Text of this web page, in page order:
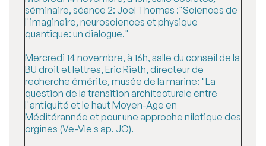
séminaire, séance 2: Joel Thomas :"Sciences de
l'imaginaire, neurosciences et physique
quantique: un dialogue."
Mercredi 14 novembre, à 16h, salle du conseil de la
BU droit et lettres, Eric Rieth, directeur de
recherche émérite, musée de la marine: "La
question de la transition architecturale entre
l'antiquité et le haut Moyen-Age en
Méditérannée et pour une approche nilotique des
orgines (Ve-VIe s ap. JC).